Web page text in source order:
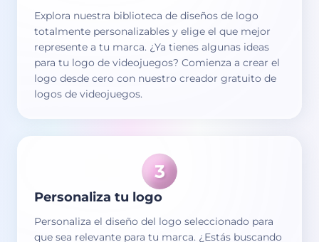
Explora nuestra biblioteca de diseños de logo
totalmente personalizables y elige el que mejor
represente a tu marca. ¿Ya tienes algunas ideas
para tu logo de videojuegos? Comienza a crear el
logo desde cero con nuestro creador gratuito de
logos de videojuegos.
Personaliza tu logo
Personaliza el diseño del logo seleccionado para
que sea relevante para tu marca. ¿Estás buscando